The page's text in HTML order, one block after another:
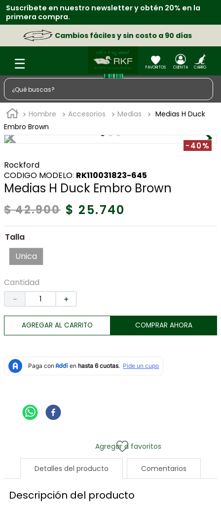
Suscríbete en nuestro newsletter y obtén 20% en la
primera compra.
Cambios fáciles y sin costo a 90 días
¿Qué buscas?
Hombre Accesorios Medias
Medias H Duck
Embro Brown
-40%
Rockford
: RK110031823-645
Medias H Duck Embro Brown
$ 42.900 $ 25.740
Talla
Unica
Cantidad
＋
－
AGREGAR AL CARRITO COMPRAR AHORA
Detalles del producto Comentarios
Descripción del producto
TÉRMINOS MÁS BUSCADOS
1.
zapatos
4.
camisa
5.
medias
6.
morral
7.
tenis
8.
botas
9.
tarjetero
10. lino